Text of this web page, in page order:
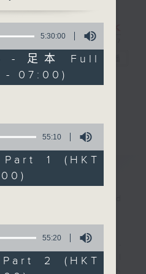
3
电台直播
night owls and
the night,
1.05am until
5:30:00
- 足本 Full
- 07:00)
55:10
1 (HKT
55:20
2 (HKT